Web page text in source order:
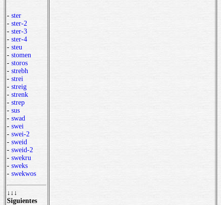
- ster
- ster-2
- ster-3
- ster-4
- steu
- stomen
- storos
- strebh
- strei
- streig
- strenk
- strep
- sus
- swad
- swei
- swei-2
- sweid
- sweid-2
- swekru
- sweks
- swekwos
↓↓↓
Siguientes